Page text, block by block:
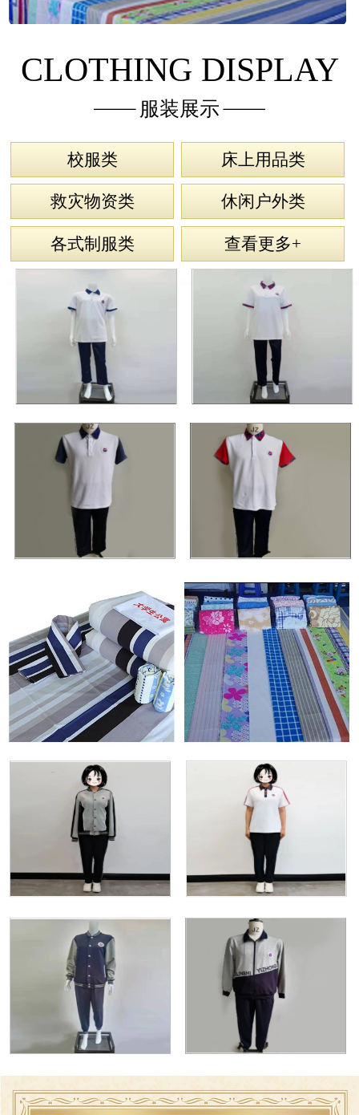
CLOTHING DISPLAY
服装展示
校服类 床上用品类
救灾物资类 休闲户外类
各式制服类 查看更多+